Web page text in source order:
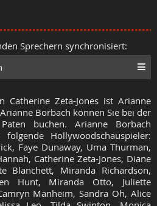
Sprechern synchronisiert:
Catherine Zeta-Jones ist Arianne
Borbach können Sie bei der
buchen. Arianne Borbach
Hollywoodschauspieler:
Faye Dunaway, Uma Thurman,
Catherine Zeta-Jones, Diane
Blanchett, Miranda Richardson,
Hunt, Miranda Otto, Juliette
Manheim, Sandra Oh, Alice